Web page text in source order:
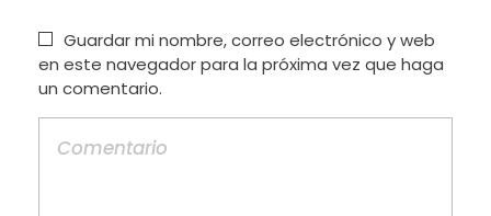
Guardar mi nombre, correo electrónico y web
en este navegador para la próxima vez que haga
un comentario.